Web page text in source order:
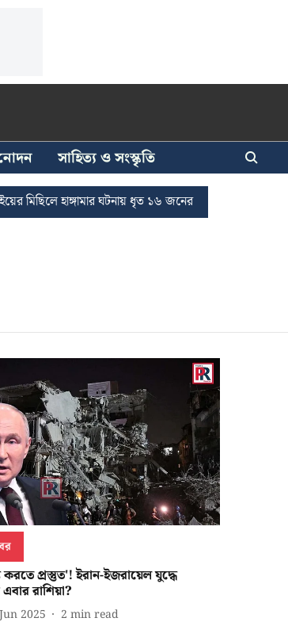
সাহিত্য ও সংস্কৃতি
হাঙ্গামার ঘটনায় ধৃত ১৬ জনের জামিন
করতে প্রস্তুত'! ইরান-ইজরায়েল যুদ্ধে
রাশিয়া?
2025 2 min read